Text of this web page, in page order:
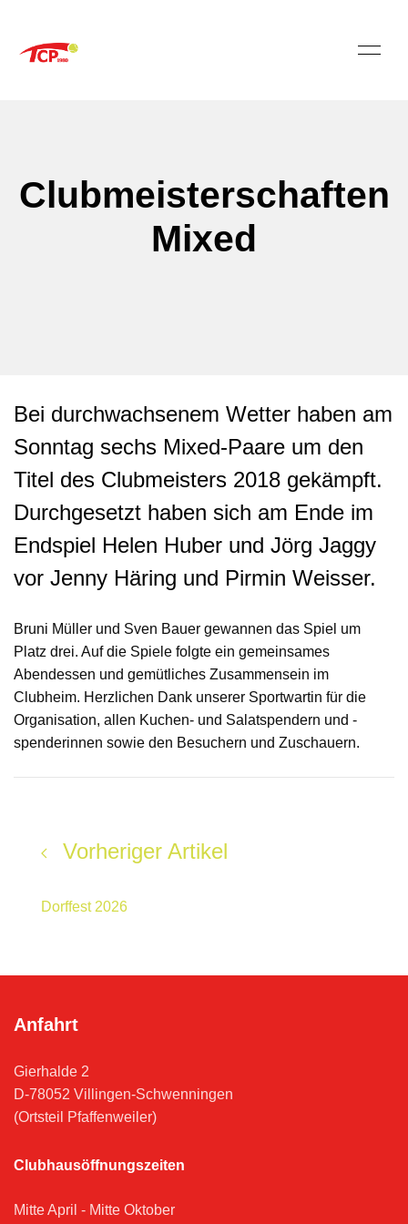
Clubmeisterschaften
Mixed
Bei durchwachsenem Wetter haben am
Sonntag sechs Mixed-Paare um den
Titel des Clubmeisters 2018 gekämpft.
Durchgesetzt haben sich am Ende im
Endspiel Helen Huber und Jörg Jaggy
vor Jenny Häring und Pirmin Weisser.
Bruni Müller und Sven Bauer gewannen das Spiel um
Platz drei. Auf die Spiele folgte ein gemeinsames
Abendessen und gemütliches Zusammensein im
Clubheim. Herzlichen Dank unserer Sportwartin für die
Organisation, allen Kuchen- und Salatspendern und -
spenderinnen sowie den Besuchern und Zuschauern.
Vorheriger Artikel
Dorffest 2026
Anfahrt
Gierhalde 2
D-78052 Villingen-Schwenningen
(Ortsteil Pfaffenweiler)
Clubhausöffnungszeiten
Mitte April - Mitte Oktober